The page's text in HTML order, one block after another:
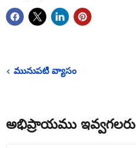
మునుపటి వ్యాసం
అభిప్రాయము ఇవ్వగలరు